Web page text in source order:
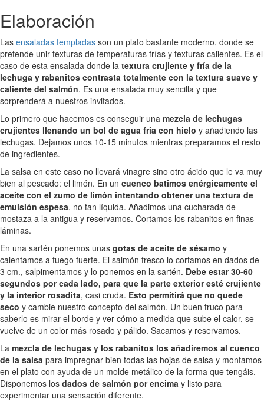
Elaboración
Las ensaladas templadas son un plato bastante moderno, donde se
pretende unir texturas de temperaturas frías y texturas calientes. Es el
caso de esta ensalada donde la textura crujiente y fría de la
lechuga y rabanitos contrasta totalmente con la textura suave y
caliente del salmón. Es una ensalada muy sencilla y que
sorprenderá a nuestros invitados.
Lo primero que hacemos es conseguir una mezcla de lechugas
crujientes llenando un bol de agua fria con hielo y añadiendo las
lechugas. Dejamos unos 10-15 minutos mientras preparamos el resto
de ingredientes.
La salsa en este caso no llevará vinagre sino otro ácido que le va muy
bien al pescado: el limón. En un cuenco batimos enérgicamente el
aceite con el zumo de limón intentando obtener una textura de
emulsión espesa, no tan líquida. Añadimos una cucharada de
mostaza a la antigua y reservamos. Cortamos los rabanitos en finas
láminas.
En una sartén ponemos unas gotas de aceite de sésamo y
calentamos a fuego fuerte. El salmón fresco lo cortamos en dados de
3 cm., salpimentamos y lo ponemos en la sartén. Debe estar 30-60
segundos por cada lado, para que la parte exterior esté crujiente
y la interior rosadita, casi cruda. Esto permitirá que no quede
seco y cambie nuestro concepto del salmón. Un buen truco para
saberlo es mirar el borde y ver cómo a medida que sube el calor, se
vuelve de un color más rosado y pálido. Sacamos y reservamos.
La mezcla de lechugas y los rabanitos los añadiremos al cuenco
de la salsa para impregnar bien todas las hojas de salsa y montamos
en el plato con ayuda de un molde metálico de la forma que tengáis.
Disponemos los dados de salmón por encima y listo para
experimentar una sensación diferente.